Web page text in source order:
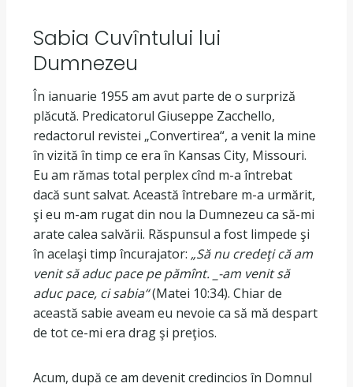
Sabia Cuvîntului lui
Dumnezeu
În ianuarie 1955 am avut parte de o surpriză
plăcută. Predicatorul Giuseppe Zacchello,
redactorul revistei „Convertirea“, a venit la mine
în vizită în timp ce era în Kansas City, Missouri.
Eu am rămas total perplex cînd m-a întrebat
dacă sunt salvat. Această întrebare m-a urmărit,
şi eu m-am rugat din nou la Dumnezeu ca să-mi
arate calea salvării. Răspunsul a fost limpede şi
în acelaşi timp încurajator: „Să nu credeţi că am
venit să aduc pace pe pămînt. _-am venit să
aduc pace, ci sabia“(Matei 10:34). Chiar de
această sabie aveam eu nevoie ca să mă despart
de tot ce-mi era drag şi preţios.
Acum, după ce am devenit credincios în Domnul